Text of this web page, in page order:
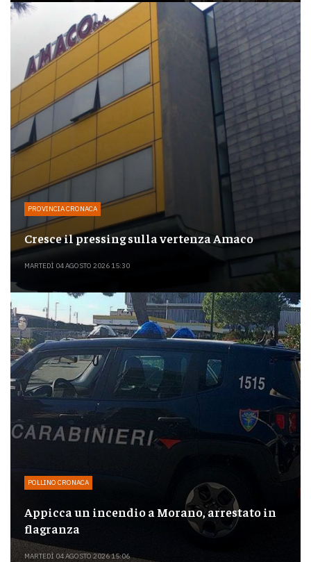
PROVINCIA CRONACA
Cresce il pressing sulla vertenza Amaco
MARTEDÌ 04 AGOSTO 2026 15:30
POLLINO CRONACA
Appicca un incendio a Morano, arrestato in
flagranza
MARTEDÌ 04 AGOSTO 2026 15:06